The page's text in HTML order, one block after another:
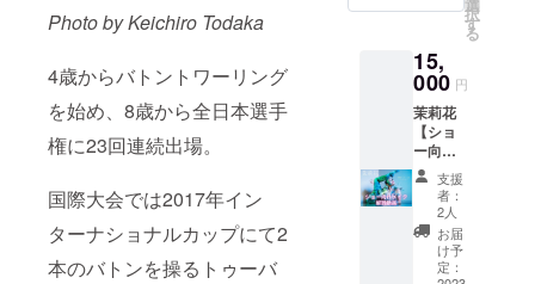
Photo by Keichiro Todaka
4歳からバトントワーリング
を始め、8歳から全日本選手
権に23回連続出場。
国際大会では2017年イン
ターナショナルカップにて2
本のバトンを操るトゥーバ
許可な
用、転
載、複
製、第
三者へ
の提
供、改
変など
はご遠
慮下さ
い。 ※
送料込
みで
記入く
い。 ※
全ての
グッズ
は今回
の公演
のため
だけに
月灯藝
術。の
書作家
中島美
紀が書
き下ろ
モダン
入り１
種、紙
印刷）
※動画は
メール
にてお
送りい
たしま
す！受
信拒否
設定が
されて
ト】 ●
スト
カード1
枚(カラ
フル
アート)
藤間純
六珠が
あなた
へメッ
セージ
をお書
きしま
否設定
がされ
ていな
いメー
ルアド
レスを
ご記入
くださ
い。
紀が書
き下ろ
した
アート
を高画
質プリ
ント！
お好み
のフ
レーム
に入れ
てご自
痛いし
い！効
率のい
い方法
が知り
たい！
という
人の為
の約30
分間の
特別動
画で
す！
択
す
る
15,
000 円
茉莉花
【ショ
ー向け
メイク
解説動
画+手書
きメッ
セージ
セッ
支援
者：
2人
お届
け予
定：